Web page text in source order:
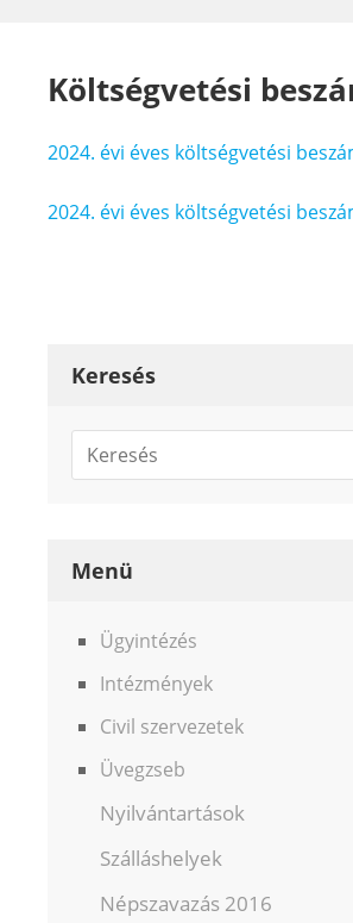
Költségvetési
2024. évi éves költségvetési
2024. évi éves költségvetési
Keresés
Menü
Ügyintézés
Intézmények
Civil szervezetek
Üvegzseb
Nyilvántartások
Szálláshelyek
Népszavazás 2016